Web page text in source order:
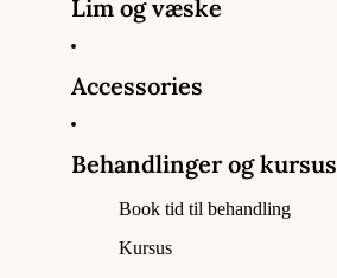
Lim og væske
Accessories
Behandlinger og kursus
Book tid til behandling
Kursus